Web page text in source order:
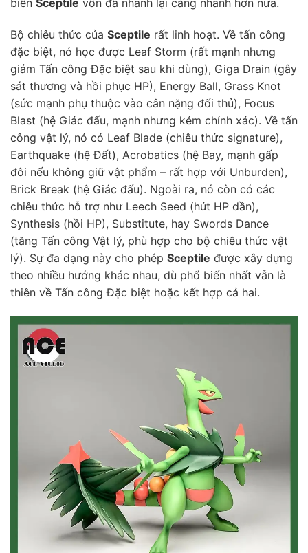
biến Sceptile vốn đã nhanh lại càng nhanh hơn nữa.
Bộ chiêu thức của Sceptile rất linh hoạt. Về tấn công
đặc biệt, nó học được Leaf Storm (rất mạnh nhưng
giảm Tấn công Đặc biệt sau khi dùng), Giga Drain (gây
sát thương và hồi phục HP), Energy Ball, Grass Knot
(sức mạnh phụ thuộc vào cân nặng đối thủ), Focus
Blast (hệ Giác đấu, mạnh nhưng kém chính xác). Về tấn
công vật lý, nó có Leaf Blade (chiêu thức signature),
Earthquake (hệ Đất), Acrobatics (hệ Bay, mạnh gấp
đôi nếu không giữ vật phẩm – rất hợp với Unburden),
Brick Break (hệ Giác đấu). Ngoài ra, nó còn có các
chiêu thức hỗ trợ như Leech Seed (hút HP dần),
Synthesis (hồi HP), Substitute, hay Swords Dance
(tăng Tấn công Vật lý, phù hợp cho bộ chiêu thức vật
lý). Sự đa dạng này cho phép Sceptile được xây dựng
theo nhiều hướng khác nhau, dù phổ biến nhất vẫn là
thiên về Tấn công Đặc biệt hoặc kết hợp cả hai.